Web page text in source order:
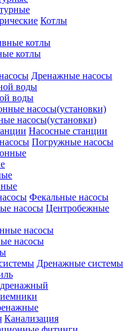
Котлы
котлы
Дренажные насосы
воды
воды
насосы(установки)
Насосные станции
Погружные насосы
Фекальные насосы
Центробежные
насосы
Дренажные системы
Канализация